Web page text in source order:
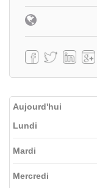
Aujourd'hui
Lundi
Mardi
Mercredi